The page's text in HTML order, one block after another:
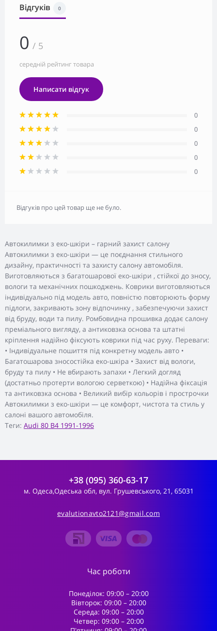
Автокилимки з еко-шкіри – гарний захист салону
Автокилимки з еко-шкіри — це поєднання стильного
дизайну, практичності та захисту салону автомобіля.
Виготовляються з багатошарової еко-шкіри , стійкої до зносу,
вологи та механічних пошкоджень. Коврики виготовляються
індивідуально під модель авто, повністю повторюють форму
підлоги, закривають зону відпочинку , забезпечуючи захист
від бруду, води та пилу. Ромбовидна прошивка додає салону
преміального вигляду, а антиковзка основа та штатні
кріплення надійно фіксують коврики під час руху. Переваги:
• Індивідуальне пошиття під конкретну модель авто •
Багатошарова зносостійка еко-шкіра • Захист від вологи,
бруду та пилу • Не вбирають запахи • Легкий догляд
(достатньо протерти вологою серветкою) • Надійна фіксація
та антиковзка основа • Великий вибір кольорів і прострочки
Автокилимки з еко-шкіри — це комфорт, чистота та стиль у
салоні вашого автомобіля.
Теги: Audi 80 B4 1991-1996
Відгуків 0
0 / 5
середній рейтинг товара
Написати відгук
0
0
0
0
0
Відгуків про цей товар ще не було.
+38 (095) 360-63-17
м. Одеса,Одеська обл, вул. Грушевського, 21, 65031
evalutionavto2121@gmail.com
Час роботи
Понеділок: 09:00 – 20:00
Вівторок: 09:00 – 20:00
Середа: 09:00 – 20:00
Четвер: 09:00 – 20:00